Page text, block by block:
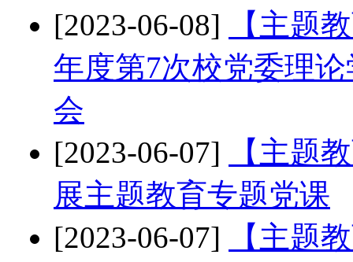
[2023-06-08]
【主题
年度第7次校党委理
会
[2023-06-07]
【主题
展主题教育专题党课
[2023-06-07]
【主题